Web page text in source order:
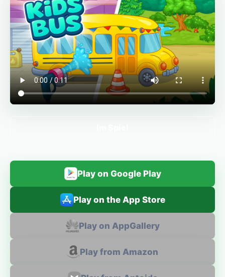
Play on Google Play
Play on the App Store
Play on AppGallery
Play from Amazon